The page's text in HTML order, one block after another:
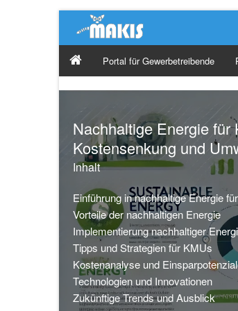
Portal für Gewerbetreibende
Nachhaltige Energie für
Kostensenkung und
Inhalt
Einführung in nachhaltige Energie
Vorteile der nachhaltigen Energie
Implementierung nachhaltiger
Tipps und Strategien für KMUs
Kostenanalyse und
Technologien und Innovationen
Zukünftige Trends und Ausblick